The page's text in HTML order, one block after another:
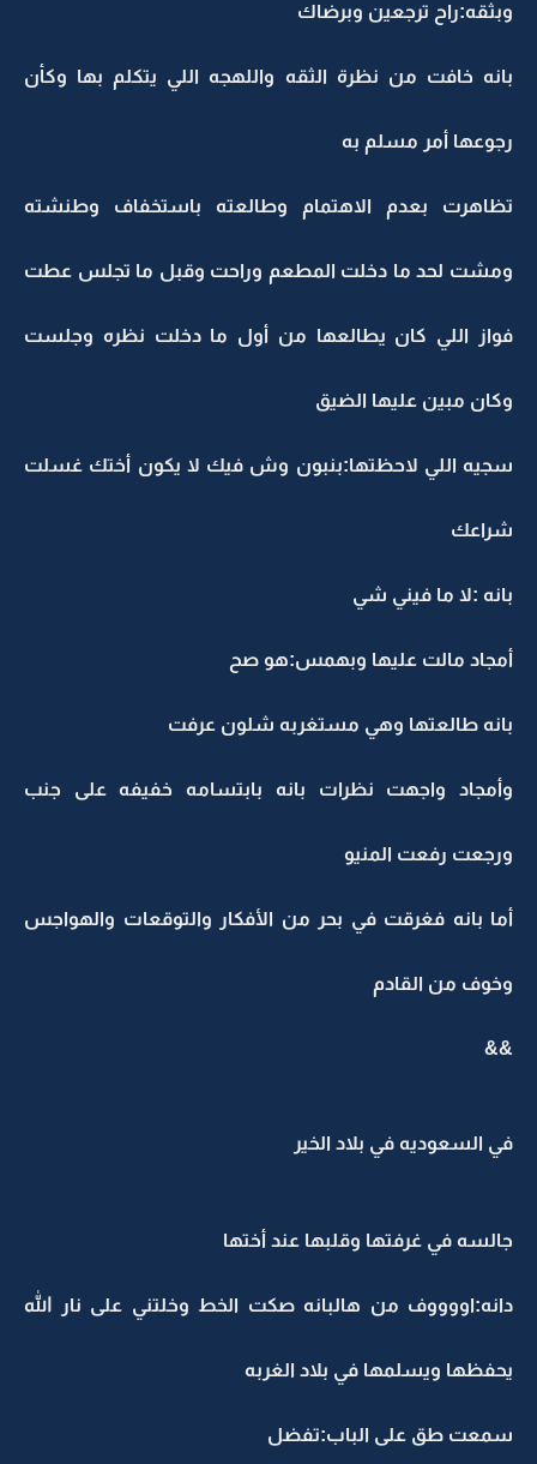
وبثقه:راح ترجعين وبرضاك
بانه خافت من نظرة الثقه واللهجه اللي يتكلم بها وكأن
رجوعها أمر مسلم به
تظاهرت بعدم الاهتمام وطالعته باستخفاف وطنشته
ومشت لحد ما دخلت المطعم وراحت وقبل ما تجلس عطت
فواز اللي كان يطالعها من أول ما دخلت نظره وجلست
وكان مبين عليها الضيق
سجيه اللي لاحظتها:بنبون وش فيك لا يكون أختك غسلت
شراعك
بانه :لا ما فيني شي
أمجاد مالت عليها وبهمس:هو صح
بانه طالعتها وهي مستغربه شلون عرفت
وأمجاد واجهت نظرات بانه بابتسامه خفيفه على جنب
ورجعت رفعت المنيو
أما بانه فغرقت في بحر من الأفكار والتوقعات والهواجس
وخوف من القادم
&&
في السعوديه في بلاد الخير
جالسه في غرفتها وقلبها عند أختها
دانه:اووووف من هالبانه صكت الخط وخلتني على نار الله
يحفظها ويسلمها في بلاد الغربه
سمعت طق على الباب:تفضل